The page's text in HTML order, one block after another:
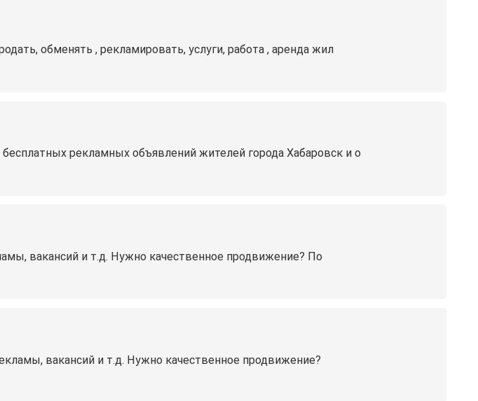
обменять , рекламировать, услуги, работа , аренда жил
рекламных объявлений жителей города Хабаровск и о
вакансий и т.д. Нужно качественное продвижение? По
вакансий и т.д. Нужно качественное продвижение?